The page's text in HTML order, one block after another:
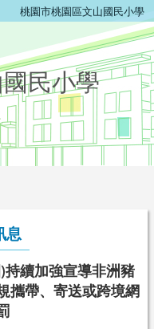
桃園市桃園區文山國民小學
民小學
息
續加強宣導非洲豬
攜帶、寄送或跨境網